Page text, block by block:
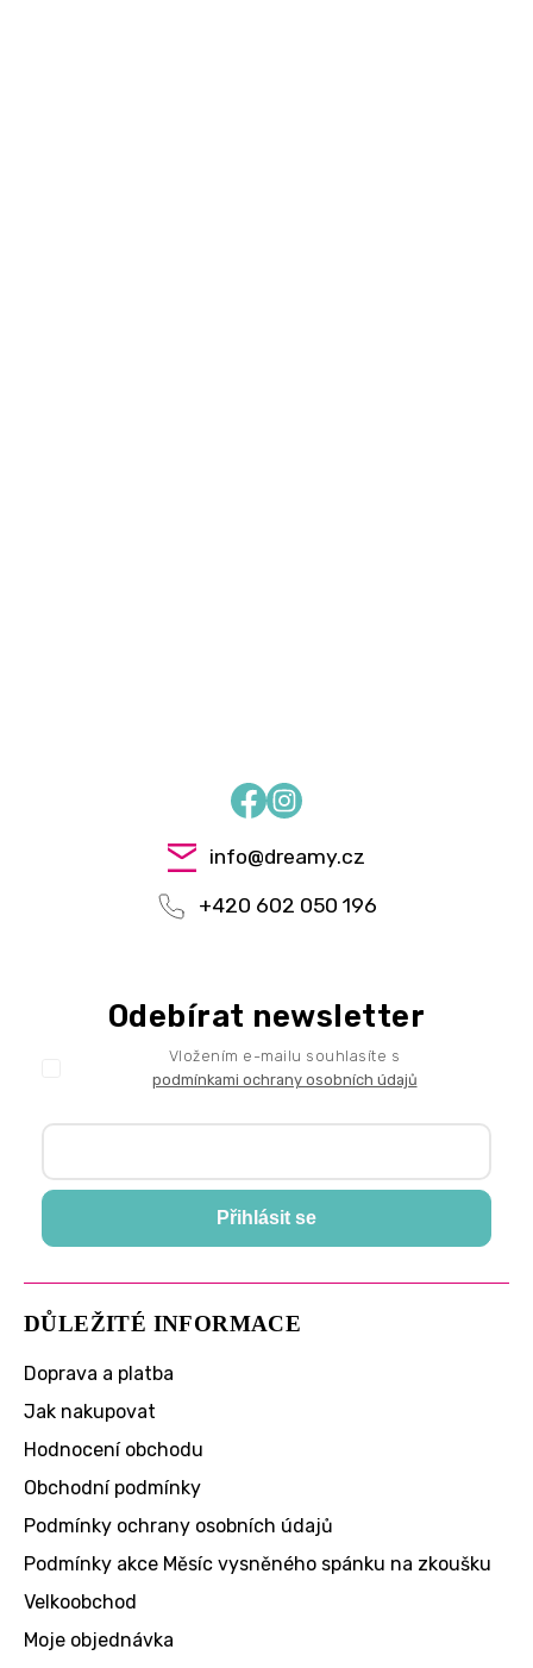
FacebookInstagram
info@dreamy.cz
+420 602 050 196
DŮLEŽITÉ INFORMACE
Doprava a platba
Jak nakupovat
Hodnocení obchodu
Obchodní podmínky
Podmínky ochrany osobních údajů
Podmínky akce Měsíc vysněného spánku na zkoušku
Velkoobchod
Moje objednávka
Odebírat newsletter
Vložením e-mailu souhlasíte s
podmínkami ochrany osobních údajů
Přihlásit se